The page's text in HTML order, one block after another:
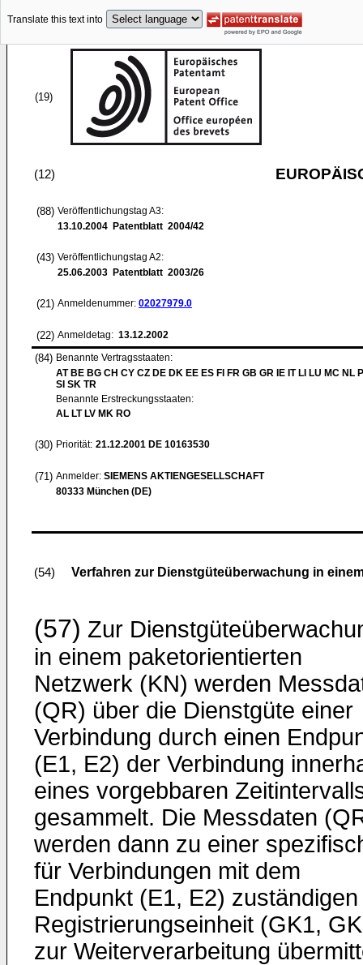
Translate this text into
(19)
(12)
(88) Veröffentlichungstag A3:
13.10.2004 Patentblatt 2004/42
(43) Veröffentlichungstag A2:
25.06.2003 Patentblatt 2003/26
(21) Anmeldenummer: 02027979.0
(22) Anmeldetag: 13.12.2002
(84) Benannte Vertragsstaaten:
AT BE BG CH CY CZ DE DK EE ES FI FR GB GR IE IT LI LU MC NL
SI SK TR
Benannte Erstreckungsstaaten:
AL LT LV MK RO
(30) Priorität: 21.12.2001 DE 10163530
(71) Anmelder: SIEMENS AKTIENGESELLSCHAFT
80333 München (DE)
(54) Verfahren zur Dienstgüteüberwachung in
(57) Zur
in einem paketorientierten
Netzwerk (KN) werden
(QR) über die Dienstgüte einer
Verbindung durch einen
(E1, E2) der Verbindung
eines vorgebbaren
gesammelt. Die Messdaten
werden dann zu einer
für Verbindungen mit dem
Endpunkt (E1, E2) zuständigen
Registrierungseinheit (GK1,
zur Weiterverarbeitung